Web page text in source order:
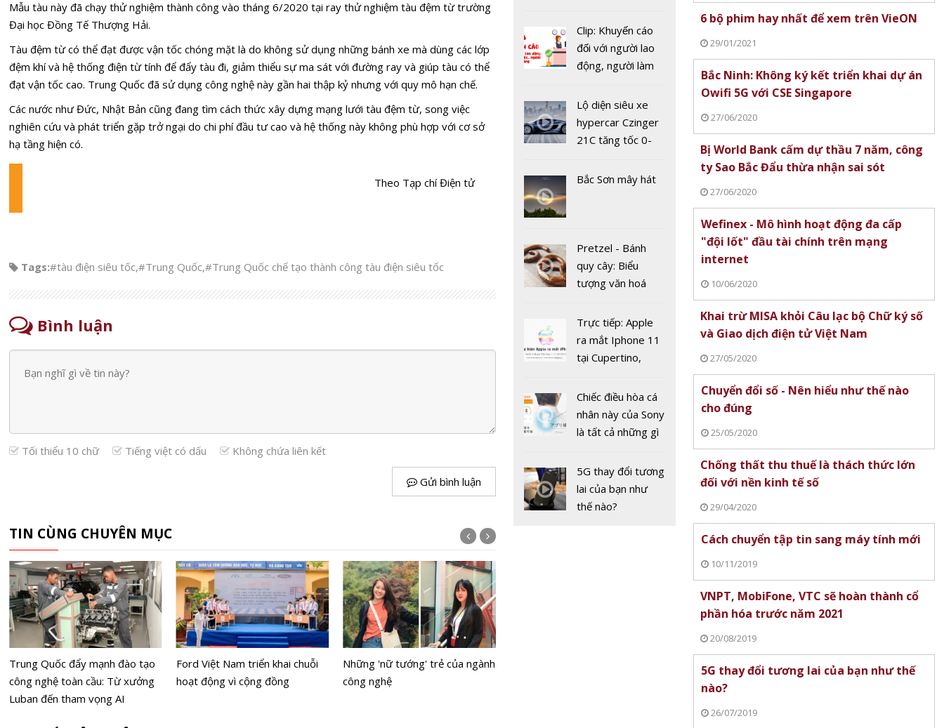
Mẫu tàu này đã chạy thử nghiệm thành công vào tháng 6/2020 tại ray thử nghiệm tàu đệm từ trường
Đại học Đồng Tế Thượng Hải.
Tàu đệm từ có thể đạt được vận tốc chóng mặt là do không sử dụng những bánh xe mà dùng các lớp
đệm khí và hệ thống điện từ tính để đẩy tàu đi, giảm thiểu sự ma sát với đường ray và giúp tàu có thể
đạt vận tốc cao. Trung Quốc đã sử dụng công nghệ này gần hai thập kỷ nhưng với quy mô hạn chế.
Các nước như Đức, Nhật Bản cũng đang tìm cách thức xây dựng mạng lưới tàu đệm từ, song việc
nghiên cứu và phát triển gặp trở ngại do chi phí đầu tư cao và hệ thống này không phù hợp với cơ sở
hạ tầng hiện có.
Theo Tạp chí Điện tử
Tags:#tàu điện siêu tốc,#Trung Quốc,#Trung Quốc chế tạo thành công tàu điện siêu tốc
Bình luận
Tối thiểu 10 chữ Tiếng việt có dấu Không chứa liên kết
Gửi bình luận
TIN CÙNG CHUYÊN MỤC
Trung Quốc đẩy mạnh đào tạo
công nghệ toàn cầu: Từ xưởng
Luban đến tham vọng AI
Ford Việt Nam triển khai chuỗi
hoạt động vì cộng đồng
Những 'nữ tướng' trẻ của ngành
công nghệ
chúc mừng ngày Báo chí Cách
mạng Việt Nam
Việt Nam
Virus Corona:
quần thể dơi tại
đơn giản để đảm
bảo sức khỏe
ngày Tết
Fast & Furious 9
chuẩn bị ra rạp
Clip: Khuyến cáo
đối với người lao
động, người làm
hàng tại khu dịch
vụ trong dịch
Covid-19
Lộ diện siêu xe
hypercar Czinger
21C tăng tốc 0-
2 giây
Bắc Sơn mây hát
Pretzel - Bánh
quy cây: Biểu
tượng văn hoá
tranh cãi về nguồn
gốc
Trực tiếp: Apple
ra mắt Iphone 11
tại Cupertino,
Chiếc điều hòa cá
nhân này của Sony
là tất cả những gì
sót qua mùa hè
nóng nực
5G thay đổi tương
lai của bạn như
thế nào?
6 bộ phim hay nhất để xem trên VieON
29/01/2021
Bắc Ninh: Không ký kết triển khai dự án
Owifi 5G với CSE Singapore
27/06/2020
Bị World Bank cấm dự thầu 7 năm, công
ty Sao Bắc Đẩu thừa nhận sai sót
27/06/2020
Wefinex - Mô hình hoạt động đa cấp
"đội lốt" đầu tài chính trên mạng
internet
10/06/2020
Khai trừ MISA khỏi Câu lạc bộ Chữ ký số
và Giao dịch điện tử Việt Nam
27/05/2020
Chuyển đổi số - Nên hiểu như thế nào
cho đúng
25/05/2020
Chống thất thu thuế là thách thức lớn
đối với nền kinh tế số
29/04/2020
Cách chuyển tập tin sang máy tính mới
10/11/2019
VNPT, MobiFone, VTC sẽ hoàn thành cổ
phần hóa trước năm 2021
20/08/2019
5G thay đổi tương lai của bạn như thế
nào?
26/07/2019